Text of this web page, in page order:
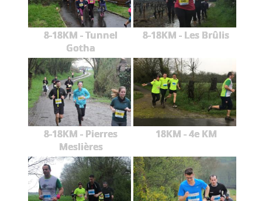
8-18KM - Tunnel
Gotha
8-18KM - Les Brûlis
8-18KM - Pierres
Meslières
18KM - 4e KM